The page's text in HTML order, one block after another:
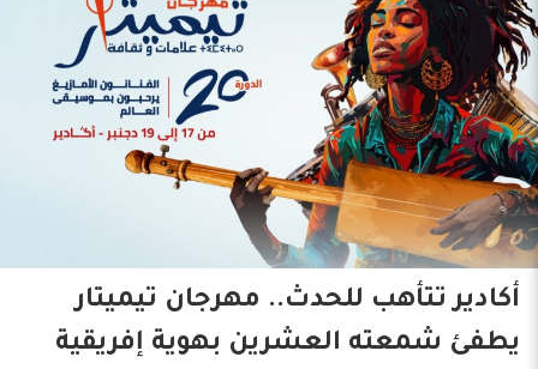
أكادير تتأهب للحدث.. مهرجان تيميتار
يطفئ شمعته العشرين بهوية إفريقية